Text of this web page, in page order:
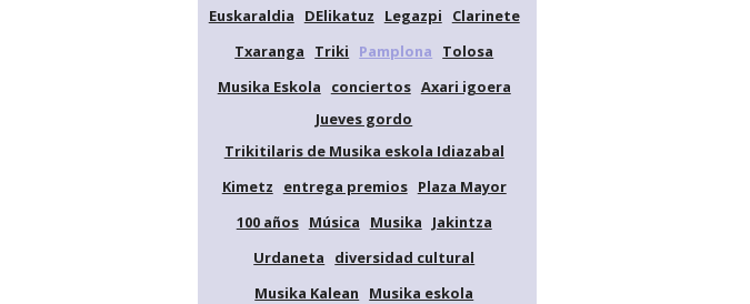
Euskaraldia
DElikatuz Legazpi
Clarinete
Txaranga
Triki Pamplona
Tolosa
Musika Eskola
conciertos Axari igoera
Jueves gordo
Trikitilaris de Musika eskola Idiazabal
Kimetz
entrega premios Plaza Mayor
100 años Música Musika
Jakintza
Urdaneta
diversidad cultural
Musika Kalean
Musika eskola